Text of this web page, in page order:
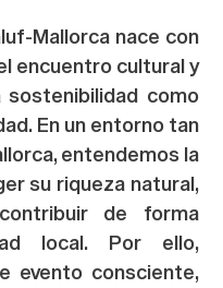
Mallorca nace con
encuentro cultural y
sostenibilidad como
En un entorno tan
entendemos la
su riqueza natural,
de forma
local. Por ello,
evento consciente,